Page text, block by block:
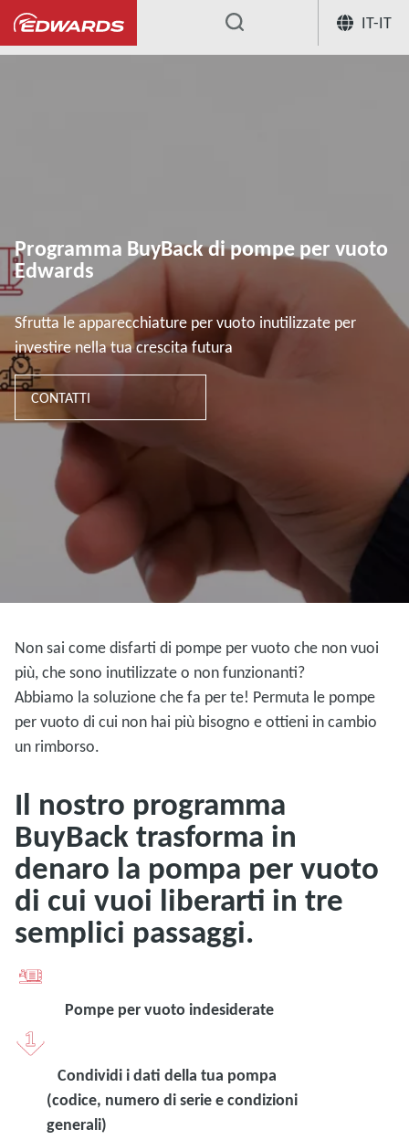
IT-IT
...
Programma BuyBack di pompe per vuoto
Edwards
Sfrutta le apparecchiature per vuoto inutilizzate per
investire nella tua crescita futura
CONTATTI
Non sai come disfarti di pompe per vuoto che non vuoi
più, che sono inutilizzate o non funzionanti?
Abbiamo la soluzione che fa per te! Permuta le pompe
per vuoto di cui non hai più bisogno e ottieni in cambio
un rimborso.
Il nostro programma
BuyBack trasforma in
denaro la pompa per vuoto
di cui vuoi liberarti in tre
semplici passaggi.
Pompe per vuoto indesiderate
Condividi i dati della tua pompa
(codice, numero di serie e condizioni
generali)